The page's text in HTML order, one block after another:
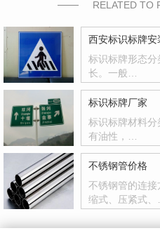
RELATED TO
西安标识标牌安
标识标牌形态
长。一般…
标识标牌厂家
标识标牌材料
有油性，…
不锈钢管价格
不锈钢管的连
缩式、压紧式、